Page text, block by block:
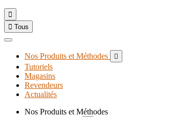

 Tous
Nos Produits et Méthodes 
Tutoriels
Magasins
Revendeurs
Actualités
Nos Produits et Méthodes